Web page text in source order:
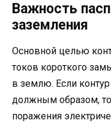
Важность
заземления
Основной целью
токов короткого
в землю. Если
должным образом,
поражения